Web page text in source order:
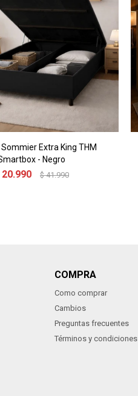
Sommier Extra King THM
- Negro
20.990 $ 41.990
COMPRA
Como comprar
Cambios
Preguntas frecuentes
Términos y condiciones